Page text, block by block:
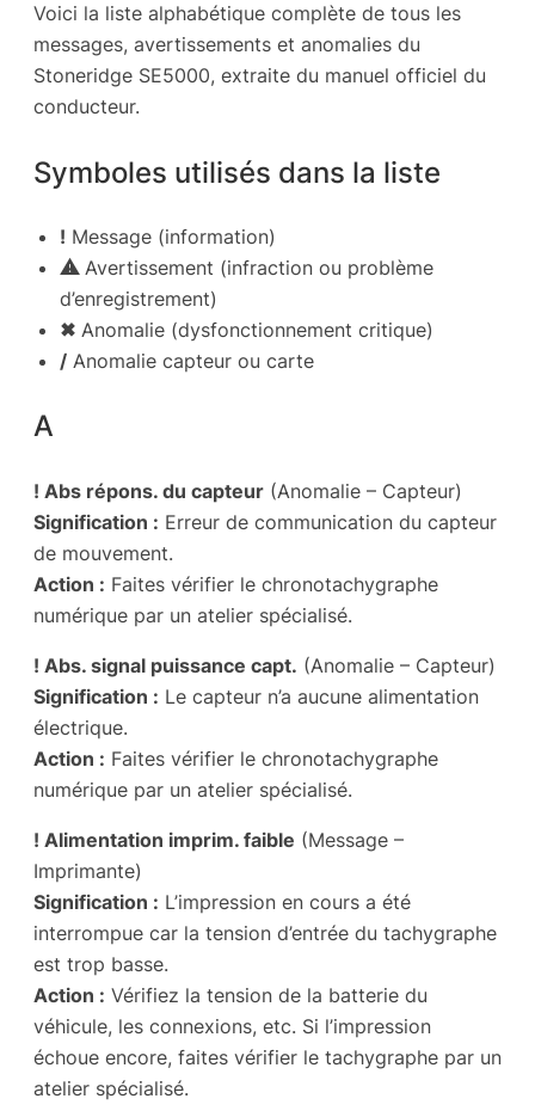
Voici la liste alphabétique complète de tous les
messages, avertissements et anomalies du
Stoneridge SE5000, extraite du manuel officiel du
conducteur.
Symboles utilisés dans la liste
! Message (information)
⚠ Avertissement (infraction ou problème
d’enregistrement)
✖ Anomalie (dysfonctionnement critique)
/ Anomalie capteur ou carte
A
! Abs répons. du capteur (Anomalie – Capteur)
Signification : Erreur de communication du capteur
de mouvement.
Action : Faites vérifier le chronotachygraphe
numérique par un atelier spécialisé.
! Abs. signal puissance capt. (Anomalie – Capteur)
Signification : Le capteur n’a aucune alimentation
électrique.
Action : Faites vérifier le chronotachygraphe
numérique par un atelier spécialisé.
! Alimentation imprim. faible (Message –
Imprimante)
Signification : L’impression en cours a été
interrompue car la tension d’entrée du tachygraphe
est trop basse.
Action : Vérifiez la tension de la batterie du
véhicule, les connexions, etc. Si l’impression
échoue encore, faites vérifier le tachygraphe par un
atelier spécialisé.